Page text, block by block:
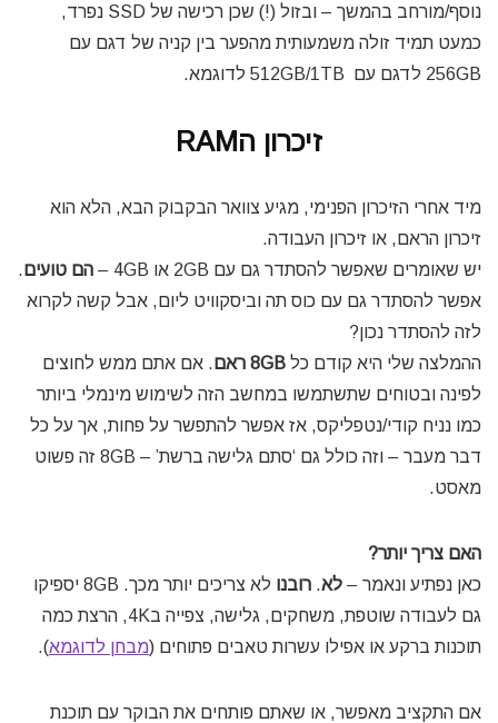
נוסף/מורחב בהמשך – ובזול (!) שכן רכישה של SSD נפרד,
כמעט תמיד זולה משמעותית מהפער בין קניה של דגם עם
256GB לדגם עם 512GB/1TB לדוגמא.
זיכרון הRAM
מיד אחרי הזיכרון הפנימי, מגיע צוואר הבקבוק הבא, הלא הוא
זיכרון הראם, או זיכרון העבודה.
יש שאומרים שאפשר להסתדר גם עם 2GB או 4GB –
הם טועים.
אפשר להסתדר גם עם כוס תה וביסקוויט ליום, אבל קשה לקרוא
לזה להסתדר נכון?
ההמלצה שלי היא קודם כל 8GB ראם
. אם אתם ממש לחוצים
לפינה ובטוחים שתשתמשו במחשב הזה לשימוש מינמלי ביותר
כמו נניח קודי/נטפליקס, אז אפשר להתפשר על פחות, אך על כל
דבר מעבר – וזה כולל גם ‘סתם גלישה ברשת’ – 8GB זה פשוט
מאסט.
האם צריך יותר?
כאן נפתיע ונאמר – לא. רובנו
לא צריכים יותר מכך. 8GB יספיקו
גם לעבודה שוטפת, משחקים, גלישה, צפייה ב4K, הרצת כמה
תוכנות ברקע או אפילו עשרות טאבים פתוחים (מבחן לדוגמא).
אם התקציב מאפשר, או שאתם פותחים את הבוקר עם תוכנת